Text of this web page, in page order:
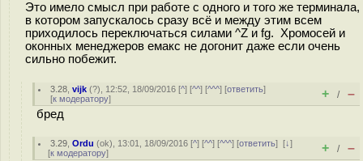
Это имело смысл при работе с одного и того же терминала,
в котором запускалось сразу всё и между этим всем
приходилось переключаться силами ^Z и fg. Хромосей и
оконных менеджеров емакс не догонит даже если очень
сильно побежит.
3.28 ,vijk (?), 12:52, 18/09/2016 [^] [^^] [^^^] [ответить]
[к модератору] + / –
бред
3.29 ,Ordu (ok), 13:01, 18/09/2016 [^] [^^] [^^^] [ответить][↓]
[к модератору] + / –